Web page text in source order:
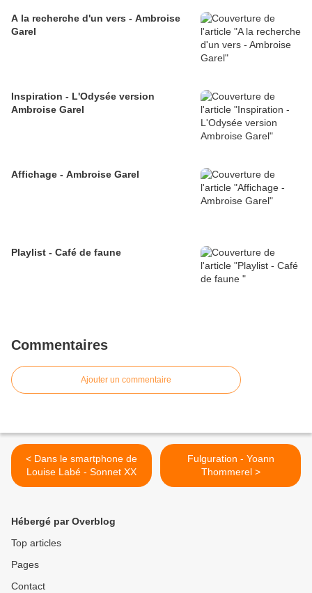
A la recherche d'un vers - Ambroise
Garel
Inspiration - L'Odysée version
Ambroise Garel
Affichage - Ambroise Garel
Playlist - Café de faune
Commentaires
Ajouter un commentaire
< Dans le smartphone de
Louise Labé - Sonnet XX
Fulguration - Yoann
Thommerel >
Hébergé par Overblog
Top articles
Pages
Contact